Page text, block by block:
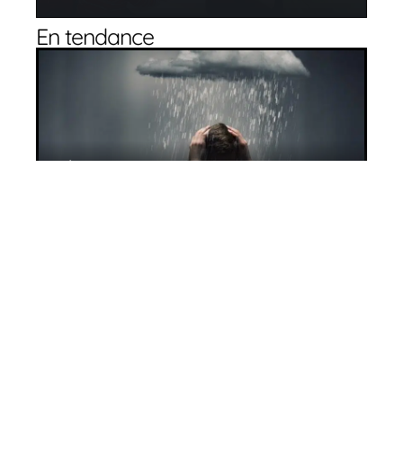
En tendance
Dépression : comment l’identifier ?